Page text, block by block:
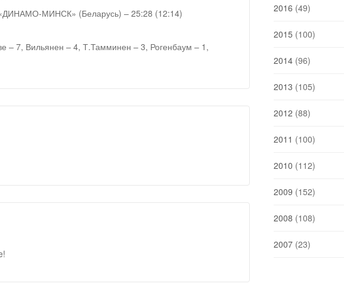
МИНСК» (Беларусь) – 25:28 (12:14)
7, Вильянен – 4, Т.Тамминен – 3, Рогенбаум – 1,
2016 (49)
2015 (100)
2014 (96)
2013 (105)
2012 (88)
2011 (100)
2010 (112)
2009 (152)
2008 (108)
2007 (23)